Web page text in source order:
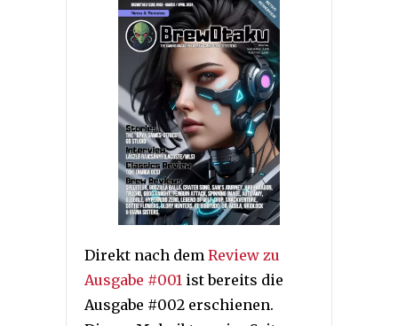
Direkt nach dem Review zu
Ausgabe #001 ist bereits die
Ausgabe #002 erschienen.